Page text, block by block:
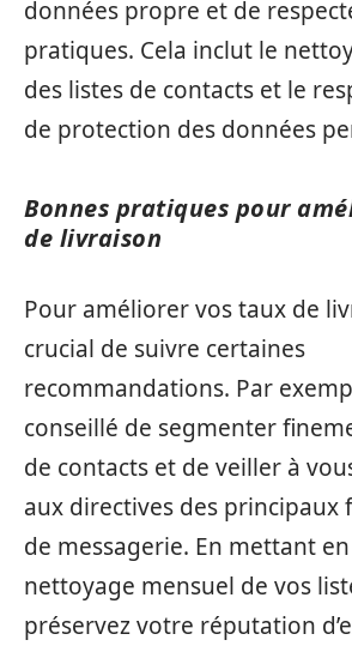
données propre et de
pratiques. Cela inclut le
des listes de contacts et le
de protection des données
Bonnes pratiques pour
de livraison
Pour améliorer vos taux de
crucial de suivre certaines
recommandations. Par
conseillé de segmenter
de contacts et de veiller à
aux directives des principaux
de messagerie. En mettant
nettoyage mensuel de vos
préservez votre réputation